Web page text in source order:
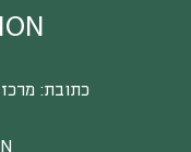
כתובת: